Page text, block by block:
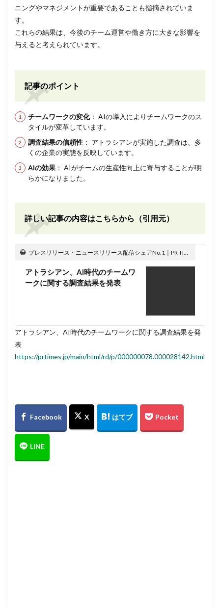
ニングやマネジメントが重要であることも指摘されていま
す。
これらの結果は、今後のチーム運営や働き方に大きな影響を
与えると考えられています。
記事のポイント
チームワークの変化： AIの導入によりチームワークのス
タイルが変革しています。
調査結果の信頼性 ： アトラシアンが実施した調査は、多
くの企業の実態を反映しています。
AIの効果 ： AIがチームの生産性向上に寄与することが明
らかになりました。
詳しい記事の内容はこちらから（引用元）
プレスリリース・ニュースリリース配信シェアNo.1｜PR TIMES
アトラシアン、AI時代のチームワ
ークに関する調査結果を発表
アトラシアン、AI時代のチームワークに関する調査結果を発
表
https://prtimes.jp/main/html/rd/p/000000078.000028142.html